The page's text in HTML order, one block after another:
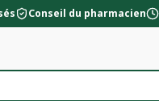
Conseil du pharmacien